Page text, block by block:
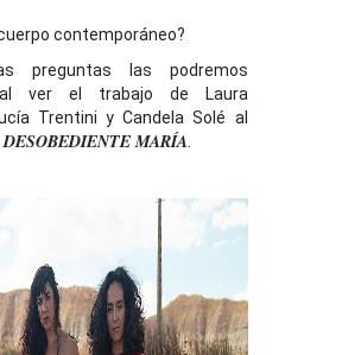
contemporáneo?
preguntas las podremos
al ver el trabajo de Laura
Trentini y Candela Solé al
DESOBEDIENTE MARÍA.